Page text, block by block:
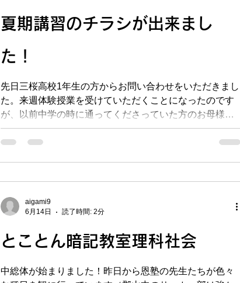
に帰ってきて寝るのは11時ぐらいだと、家での自由時間
が5時間以上あったりします。そんな時間を無駄にしない
うやってやるかを詳しく説明させていただきました。恩
コースを用意しています。一人ひとり
夏期講習のチラシが出来まし
た！
先日三桜高校1年生の方からお問い合わせをいただきまし
た。来週体験授業を受けていただくことになったのです
が、以前中学の時に通ってくださっていた方のお母様の
ご紹介でした♬バドミントンがとっても強かったその子
も、もう高校3年生になります。勉強は頑張ってるのかな
てきていますが＾＾）。郡山中の3年生の数学は、オーソ
ドックスな問題も多かったので、なんとかをイイ点取っ
てくれてるといいのですが、、。恩塾榴ヶ岡校は、東華
ることをやりきりますよ～！！ さて、恩塾の夏期講習
を4セットご用意しております（＊一部無料ではない学年
とことん暗記教室理科社会
中総体が始まりました！昨日から恩塾の先生たちが色々
aigami9
6月14日
読了時間: 2分